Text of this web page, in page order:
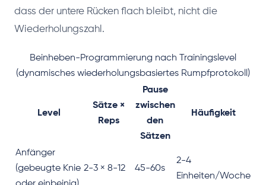
dass der untere Rücken flach bleibt, nicht die
Wiederholungszahl.
Beinheben-Programmierung nach Trainingslevel
(dynamisches wiederholungsbasiertes Rumpfprotokoll)
Level
Sätze ×
Reps
Pause
zwischen
den
Sätzen
Häufigkeit
Anfänger
(gebeugte Knie 2-3 × 8-12 45-60s
2-4
Einheiten/Woche